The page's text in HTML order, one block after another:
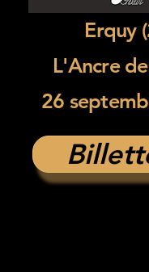
Erquy
L'Ancre
26